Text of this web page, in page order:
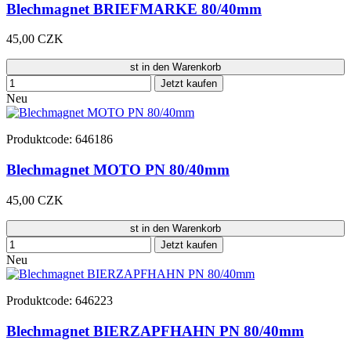
Blechmagnet BRIEFMARKE 80/40mm
45,00 CZK
st in den Warenkorb
Jetzt kaufen
Neu
Produktcode: 646186
Blechmagnet MOTO PN 80/40mm
45,00 CZK
st in den Warenkorb
Jetzt kaufen
Neu
Produktcode: 646223
Blechmagnet BIERZAPFHAHN PN 80/40mm